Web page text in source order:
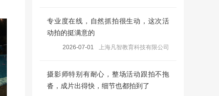
专业度在线，自然抓拍很生动，这次活
动拍的挺满意的
2026-07-01 上海凡智教育科技有限公司
摄影师特别有耐心，整场活动跟拍不拖
沓，成片出得快，细节也都拍到了